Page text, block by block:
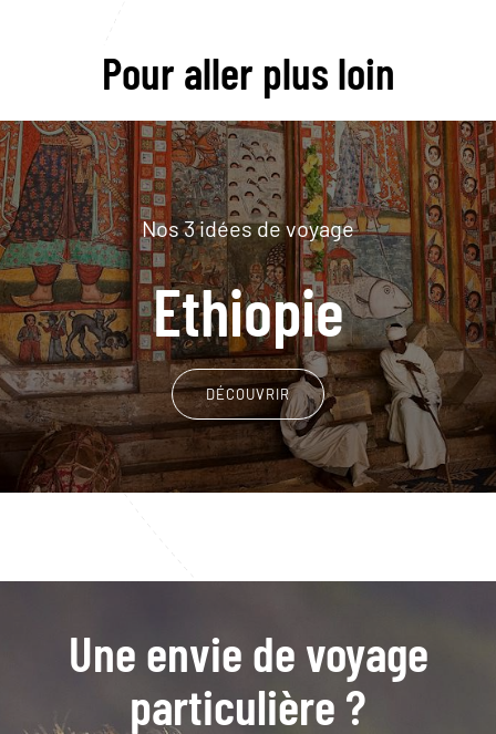
Pour aller plus loin
Nos 3 idées de voyage
Ethiopie
DÉCOUVRIR
Une envie de voyage
particulière ?